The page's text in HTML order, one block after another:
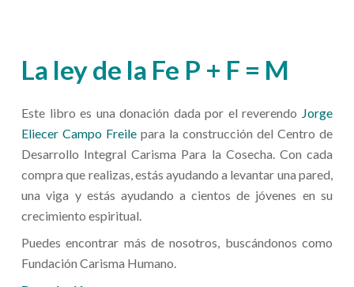
La ley de la Fe P + F = M
Este libro es una donación dada por el reverendo Jorge
Eliecer Campo Freile para la construcción del Centro de
Desarrollo Integral Carisma Para la Cosecha. Con cada
compra que realizas, estás ayudando a levantar una pared,
una viga y estás ayudando a cientos de jóvenes en su
crecimiento espiritual.
Puedes encontrar más de nosotros, buscándonos como
Fundación Carisma Humano.